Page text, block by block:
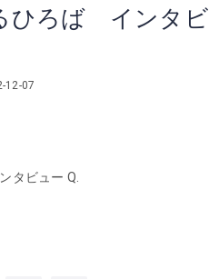
ひろば インタビ
12-07
タビュー Q.